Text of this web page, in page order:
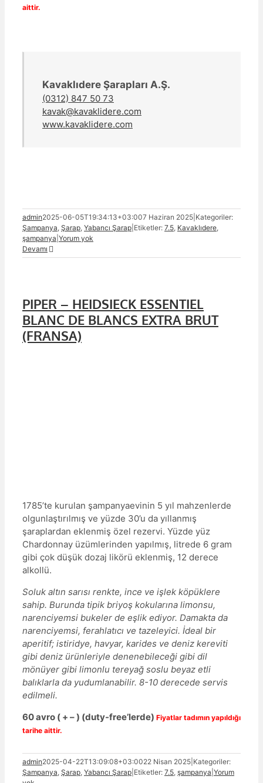
aittir.
Kavaklıdere Şarapları A.Ş.
(0312) 847 50 73
kavak@kavaklidere.com
www.kavaklidere.com
admin2025-06-05T19:34:13+03:007 Haziran 2025 Kategoriler:
Şampanya, Şarap, Yabancı Şarap Etiketler: 7.5, Kavaklıdere,
şampanya Yorum yok
Devamı
PIPER – HEIDSIECK ESSENTIEL
BLANC DE BLANCS EXTRA BRUT
(FRANSA)
1785’te kurulan şampanyaevinin 5 yıl mahzenlerde
olgunlaştırılmış ve yüzde 30’u da yıllanmış
şaraplardan eklenmiş özel rezervi. Yüzde yüz
Chardonnay üzümlerinden yapılmış, litrede 6 gram
gibi çok düşük dozaj likörü eklenmiş, 12 derece
alkollü.
Soluk altın sarısı renkte, ince ve işlek köpüklere
sahip. Burunda tipik briyoş kokularına limonsu,
narenciyemsi bukeler de eşlik ediyor. Damakta da
narenciyemsi, ferahlatıcı ve tazeleyici. İdeal bir
aperitif; istiridye, havyar, karides ve deniz kereviti
gibi deniz ürünleriyle denenebileceği gibi dil
mönüyer gibi limonlu tereyağ soslu beyaz etli
balıklarla da yudumlanabilir. 8-10 derecede servis
edilmeli.
60 avro ( + – ) (duty-free’lerde) Fiyatlar tadımın yapıldığı
tarihe aittir.
admin2025-04-22T13:09:08+03:0022 Nisan 2025 Kategoriler:
Şampanya, Şarap, Yabancı Şarap Etiketler: 7.5, şampanya Yorum